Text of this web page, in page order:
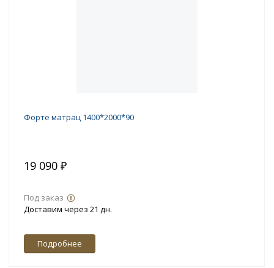
Форте матрац 1400*2000*90
19 090 ₽
Под заказ
Доставим через 21 дн.
Подробнее